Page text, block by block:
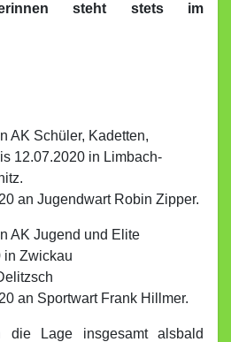
steht stets im
AK Schüler, Kadetten,
12.07.2020 in Limbach-
an Jugendwart Robin Zipper.
AK Jugend und Elite
in Zwickau
an Sportwart Frank Hillmer.
die Lage insgesamt alsbald